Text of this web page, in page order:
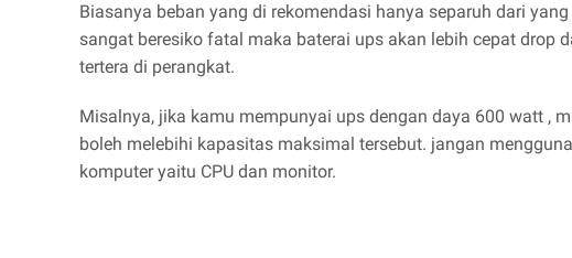
Biasanya beban yang di rekomendasi hanya separuh dari
sangat beresiko fatal maka baterai ups akan lebih cepat drop
tertera di perangkat.
Misalnya, jika kamu mempunyai ups dengan daya 600 watt ,
boleh melebihi kapasitas maksimal tersebut. jangan
komputer yaitu CPU dan monitor.